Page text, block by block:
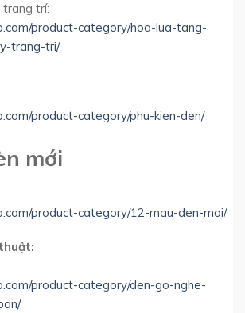
trang trí:
product-category/hoa-lua-tang-
trang-tri/
product-category/phu-kien-den/
mới
product-category/12-mau-den-moi/
product-category/den-go-nghe-